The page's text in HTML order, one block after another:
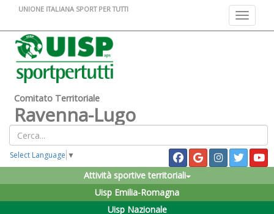
Toggle
UNIONE ITALIANA SPORT PER TUTTI
Comitato Territoriale
Ravenna-Lugo
Select Language ▼
Attività sportive territoriali
Uisp Emilia-Romagna
Uisp Nazionale